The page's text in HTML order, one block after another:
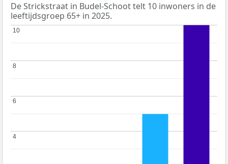
De Strickstraat in Budel-Schoot telt 10 inwoners in de
leeftijdsgroep 65+ in 2025.
4
4
6
6
8
8
10
10